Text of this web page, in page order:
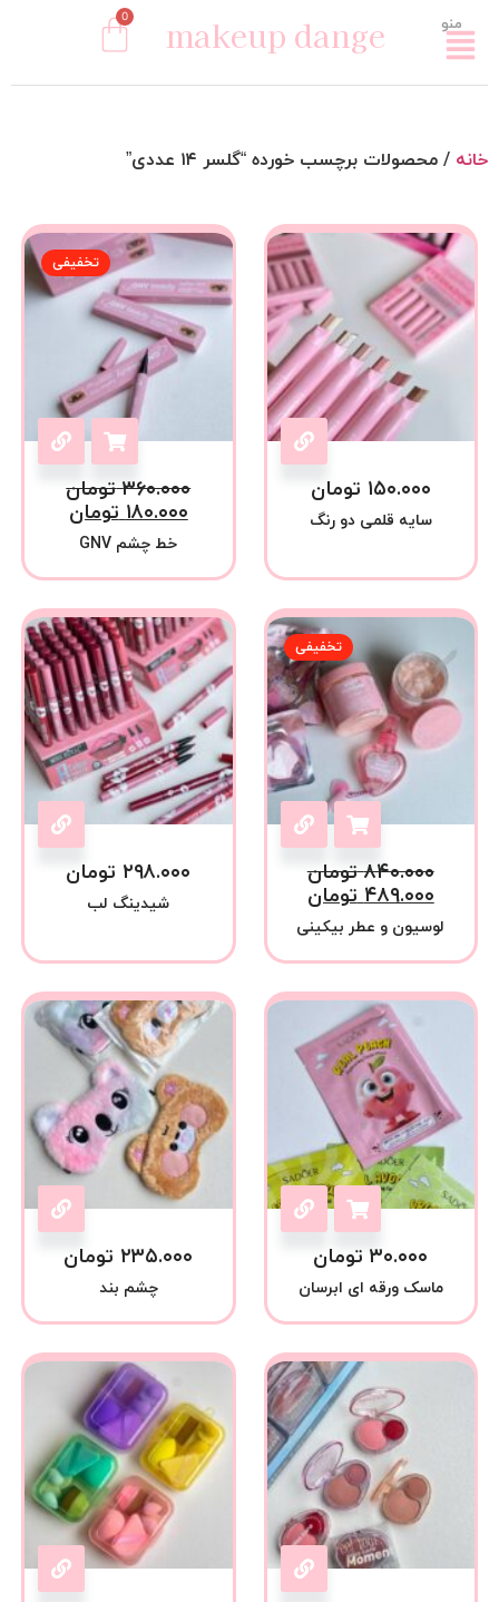
منو makeup dange
0
خانه / محصولات برچسب خورده “گلسر ۱۴ عددی”
۱۵۰.۰۰۰ تومان
سایه قلمی دو رنگ
تخفیفی
۳۶۰.۰۰۰ تومان
۱۸۰.۰۰۰ تومان
خط چشم GNV
تخفیفی
۸۴۰.۰۰۰ تومان
۴۸۹.۰۰۰ تومان
لوسیون و عطر بیکینی
۲۹۸.۰۰۰ تومان
شیدینگ لب
۳۰.۰۰۰ تومان
ماسک ورقه ای ابرسان
۲۳۵.۰۰۰ تومان
چشم بند